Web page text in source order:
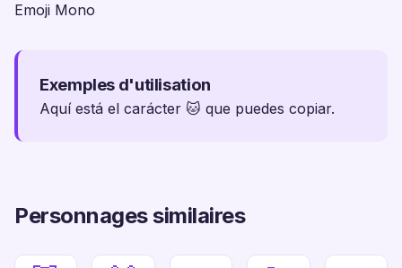
Emoji Mono
Exemples d'utilisation
Aquí está el carácter 🐱 que puedes copiar.
Personnages similaires